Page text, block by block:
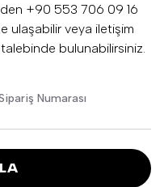
+90 553 706 09 16
ulaşabilir veya iletişim
bulunabilirsiniz.
Numarası